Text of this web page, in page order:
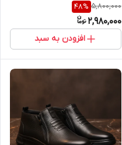
5,800,000
48%
2,980,000
افزودن به سبد